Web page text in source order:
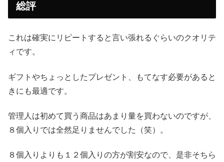
総評
これは確実にリピートすると言い張れるぐらいのクオリテ
ィです。
ギフトやちょっとしたプレゼント、もてなす必要があると
きにも最適です。
管理人は初めて買う商品はあまり量を買わないのですが、
８個入りでは全然足りませんでした（笑）。
８個入りよりも１２個入りの方が割安なので、是非そちら